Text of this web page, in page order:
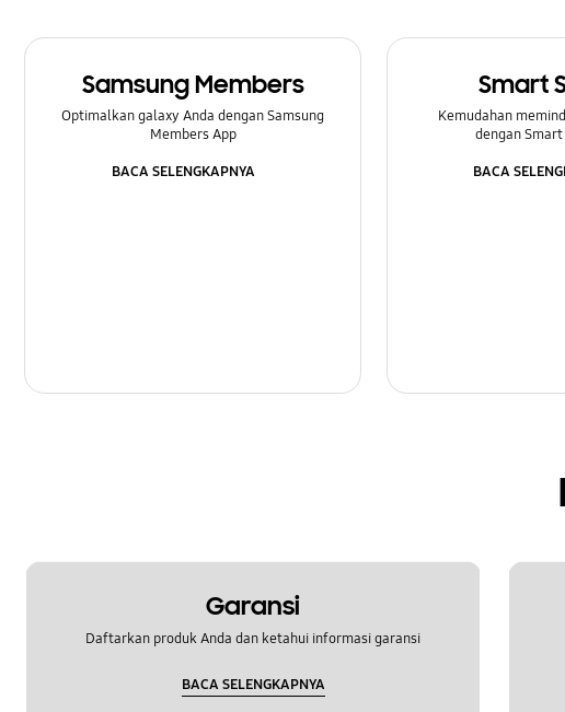
Jaringan & WiFi
Kamera
Samsung Members
Optimalkan galaxy Anda dengan Samsung
Members App
BACA SELENGKAPNYA
Smart
Kemudahan
dengan
BACA
Garansi
Daftarkan produk Anda dan ketahui informasi garansi
BACA SELENGKAPNYA